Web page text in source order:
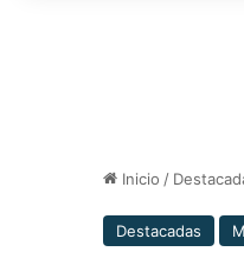
Inicio /
Destacadas